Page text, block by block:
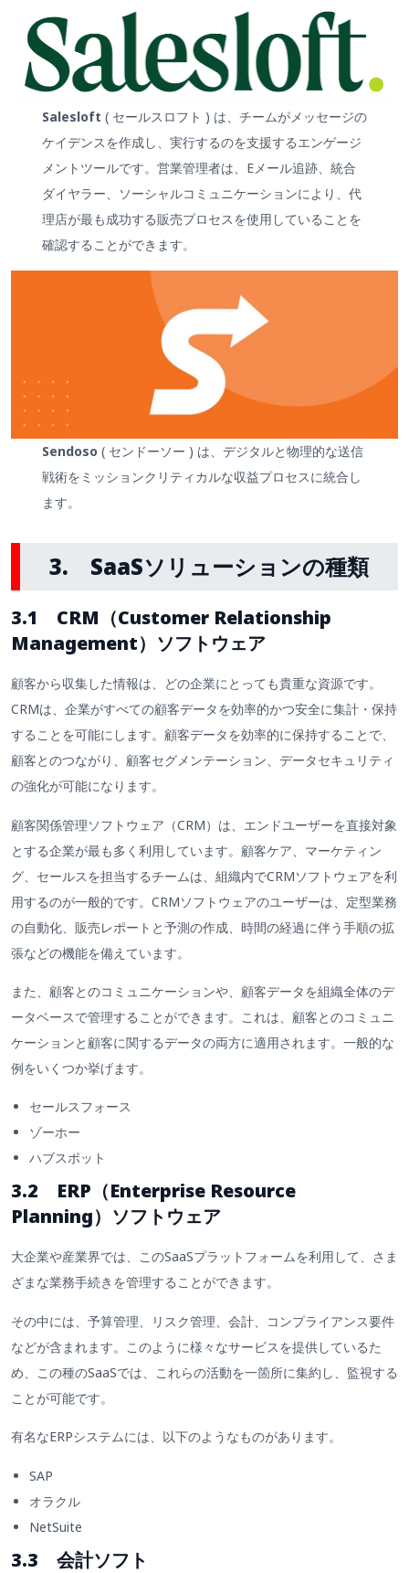
Salesloft ( セールスロフト ) は、チームがメッセージの
ケイデンスを作成し、実行するのを支援するエンゲージ
メントツールです。営業管理者は、Eメール追跡、統合
ダイヤラー、ソーシャルコミュニケーションにより、代
理店が最も成功する販売プロセスを使用していることを
確認することができます。
Sendoso ( センドーソー ) は、デジタルと物理的な送信
戦術をミッションクリティカルな収益プロセスに統合し
ます。
3. SaaSソリューションの種類
3.1 CRM（Customer Relationship
Management）ソフトウェア
顧客から収集した情報は、どの企業にとっても貴重な資源です。
CRMは、企業がすべての顧客データを効率的かつ安全に集計・保持
することを可能にします。顧客データを効率的に保持することで、
顧客とのつながり、顧客セグメンテーション、データセキュリティ
の強化が可能になります。
顧客関係管理ソフトウェア（CRM）は、エンドユーザーを直接対象
とする企業が最も多く利用しています。顧客ケア、マーケティン
グ、セールスを担当するチームは、組織内でCRMソフトウェアを利
用するのが一般的です。CRMソフトウェアのユーザーは、定型業務
の自動化、販売レポートと予測の作成、時間の経過に伴う手順の拡
張などの機能を備えています。
また、顧客とのコミュニケーションや、顧客データを組織全体のデ
ータベースで管理することができます。これは、顧客とのコミュニ
ケーションと顧客に関するデータの両方に適用されます。一般的な
例をいくつか挙げます。
セールスフォース
ゾーホー
ハブスポット
3.2 ERP（Enterprise Resource
Planning）ソフトウェア
大企業や産業界では、このSaaSプラットフォームを利用して、さま
ざまな業務手続きを管理することができます。
その中には、予算管理、リスク管理、会計、コンプライアンス要件
などが含まれます。このように様々なサービスを提供しているた
め、この種のSaaSでは、これらの活動を一箇所に集約し、監視する
ことが可能です。
有名なERPシステムには、以下のようなものがあります。
SAP
オラクル
NetSuite
3.3 会計ソフト